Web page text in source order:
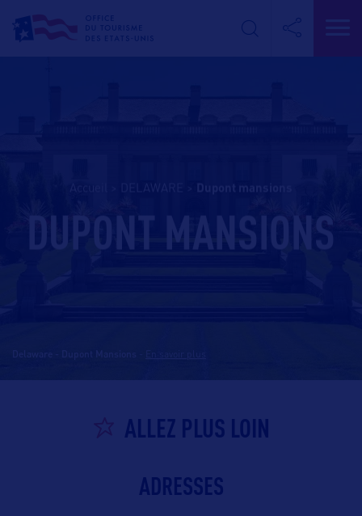
DELAWARE
DUPONT MANSIONS
Delaware - Dupont Mansions
ALLEZ PLUS LOIN
ADRESSES